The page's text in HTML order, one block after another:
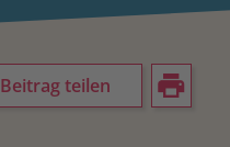
Beitrag teilen